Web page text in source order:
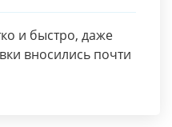
и быстро, даже
вносились почти